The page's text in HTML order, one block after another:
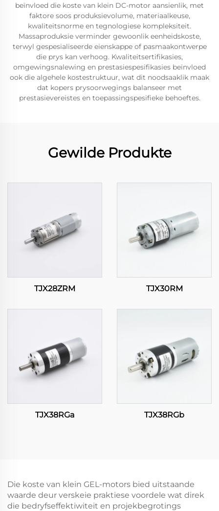
beïnvloed die koste van klein DC-motor aansienlik, met
faktore soos produksievolume, materiaalkeuse,
kwaliteitsnorme en tegnologiese kompleksiteit.
Massaproduksie verminder gewoonlik eenheidskoste,
terwyl gespesialiseerde eienskappe of pasmaakontwerpe
die prys kan verhoog. Kwaliteitsertifikasies,
omgewingsnalewing en prestasiespesifikasies beïnvloed
ook die algehele kostestruktuur, wat dit noodsaaklik maak
dat kopers prysoorwegings balanseer met
prestasievereistes en toepassingspesifieke behoeftes.
Gewilde Produkte
TJX28ZRM TJX30RM
TJX38RGa TJX38RGb
Die koste van klein GEL-motors bied uitstaande
waarde deur verskeie praktiese voordele wat direk
die bedryfseffektiwiteit en projekbegrotings